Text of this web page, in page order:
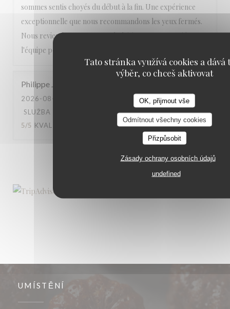
Tato stránka využívá cookies a dává
výběr, co chceš aktivovat
OK, přijmout vše
Odmítnout všechny cookies
Přizpůsobit
Zásady ochrany osobních údajů
undefined
sommes sentis choyés du début à la fin. Une expérience
exceptionnelle que nous recommandons les yeux fermés.
Nous reviendrons avec grand plaisir. Encore merci à toute
l'équipe pour cette magnifique soirée ! ⭐⭐⭐⭐⭐
Philippe J
2026-08-01
SLUŽBA
: 4/5 KUCHYNĚ:
5/5 KVALITA / CENA
3
UMÍSTĚNÍ